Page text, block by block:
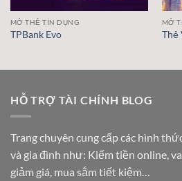
MỞ THẺ TÍN DỤNG
TPBank Evo
MỞ
Thẻ
HỖ TRỢ TÀI CHÍNH BLOG
Trang chuyên cung cấp các hình
và gia đình như: Kiếm tiền online,
giảm giá, mua sắm tiết kiệm…